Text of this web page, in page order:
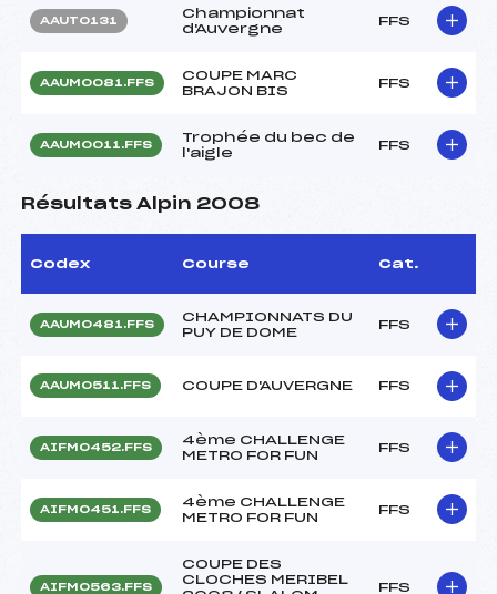
AAUT0131
Championnat
d'Auvergne
FFS
AAUM0081.FFS
COUPE MARC
BRAJON BIS
FFS
AAUM0011.FFS
Trophée du bec de
l'aigle
FFS
Résultats Alpin 2008
Codex Course Cat.
AAUM0481.FFS
CHAMPIONNATS DU
PUY DE DOME
FFS
AAUM0511.FFS COUPE D'AUVERGNE FFS
AIFM0452.FFS
4ème CHALLENGE
METRO FOR FUN
FFS
AIFM0451.FFS
4ème CHALLENGE
METRO FOR FUN
FFS
AIFM0563.FFS
COUPE DES
CLOCHES MERIBEL
FFS